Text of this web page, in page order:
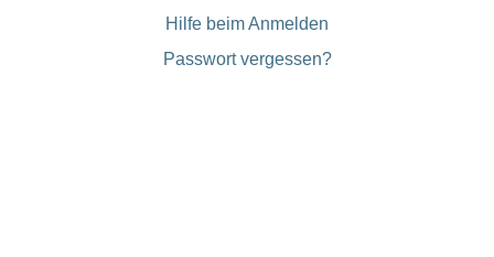
Hilfe beim Anmelden
Passwort vergessen?